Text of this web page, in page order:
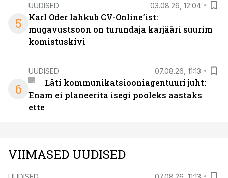
5
UUDISED 03.08.26, 12:04
Karl Oder lahkub CV-Online’ist:
mugavustsoon on turundaja karjääri suurim
komistuskivi
6
UUDISED 07.08.26, 11:13
Läti kommunikatsiooniagentuuri juht:
Enam ei planeerita isegi pooleks aastaks
ette
VIIMASED UUDISED